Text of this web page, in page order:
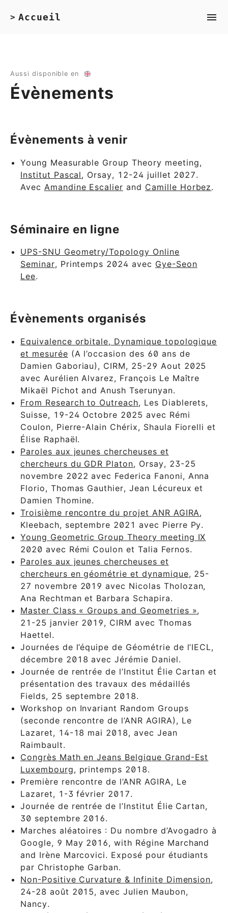
> Accueil
Aussi disponible en
Évènements
Évènements à venir
Young Measurable Group Theory meeting,
Institut Pascal, Orsay, 12-24 juillet 2027.
Avec Amandine Escalier and Camille Horbez.
Séminaire en ligne
UPS-SNU Geometry/Topology Online
Seminar, Printemps 2024 avec Gye-Seon
Lee.
Évènements organisés
Equivalence orbitale, Dynamique topologique
et mesurée (A l’occasion des 60 ans de
Damien Gaboriau), CIRM, 25-29 Aout 2025
avec Aurélien Alvarez, François Le Maître
Mikaël Pichot and Anush Tserunyan.
From Research to Outreach, Les Diablerets,
Suisse, 19-24 Octobre 2025 avec Rémi
Coulon, Pierre-Alain Chérix, Shaula Fiorelli et
Élise Raphaël.
Paroles aux jeunes chercheuses et
chercheurs du GDR Platon, Orsay, 23-25
novembre 2022 avec Federica Fanoni, Anna
Florio, Thomas Gauthier, Jean Lécureux et
Damien Thomine.
Troisième rencontre du projet ANR AGIRA,
Kleebach, septembre 2021 avec Pierre Py.
Young Geometric Group Theory meeting IX
2020 avec Rémi Coulon et Talia Fernos.
Paroles aux jeunes chercheuses et
chercheurs en géométrie et dynamique, 25-
27 novembre 2019 avec Nicolas Tholozan,
Ana Rechtman et Barbara Schapira.
Master Class « Groups and Geometries »,
21-25 janvier 2019, CIRM avec Thomas
Haettel.
Journées de l’équipe de Géométrie de l’IECL,
décembre 2018 avec Jérémie Daniel.
Journée de rentrée de l’Institut Élie Cartan et
présentation des travaux des médaillés
Fields, 25 septembre 2018.
Workshop on Invariant Random Groups
(seconde rencontre de l’ANR AGIRA), Le
Lazaret, 14-18 mai 2018, avec Jean
Raimbault.
Congrès Math en Jeans Belgique Grand-Est
Luxembourg, printemps 2018.
Première rencontre de l’ANR AGIRA, Le
Lazaret, 1-3 février 2017.
Journée de rentrée de l’Institut Élie Cartan,
30 septembre 2016.
Marches aléatoires : Du nombre d’Avogadro à
Google, 9 May 2016, with Régine Marchand
and Irène Marcovici. Exposé pour étudiants
par Christophe Garban.
Non-Positive Curvature & Infinite Dimension,
24-28 août 2015, avec Julien Maubon,
Nancy.